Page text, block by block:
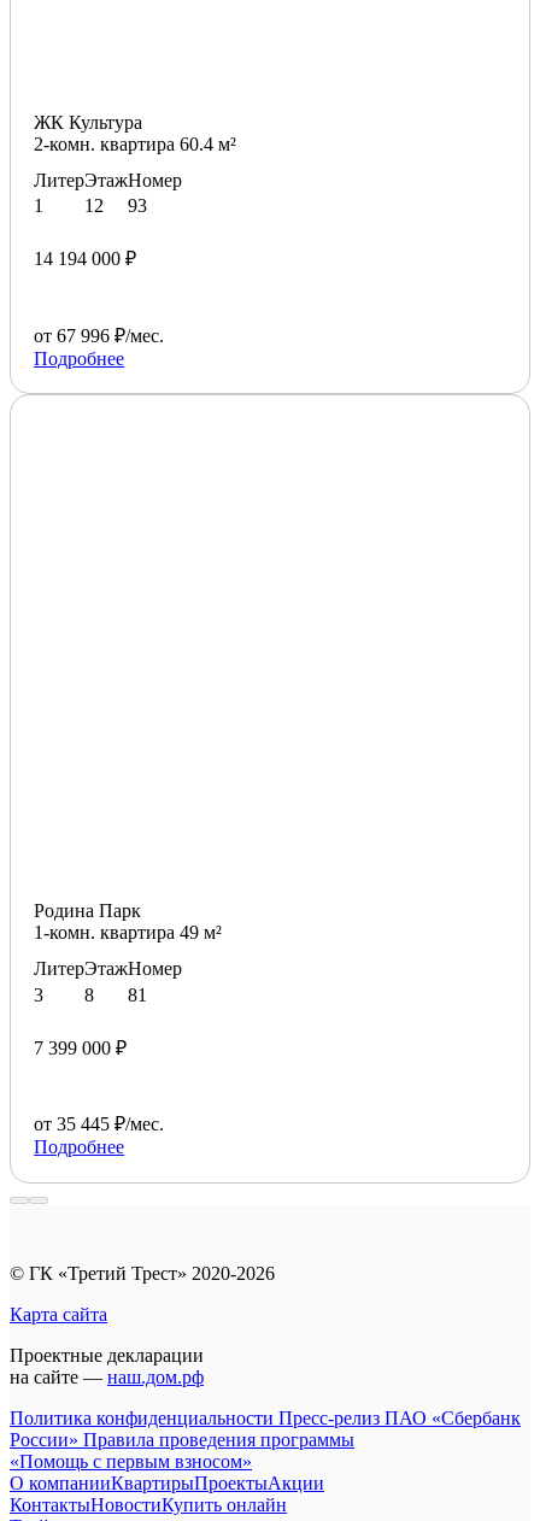
ЖК Культура
2-комн. квартира 60.4 м²
Литер
1
Этаж
12
Номер
93
14 194 000 ₽
от 67 996 ₽/мес.
Подробнее
Родина Парк
1-комн. квартира 49 м²
Литер
3
Этаж
8
Номер
81
7 399 000 ₽
от 35 445 ₽/мес.
Подробнее
© ГК «Третий Трест» 2020-2026
Карта сайта
Проектные декларации
на сайте — наш.дом.рф
Политика конфиденциальности Пресс-релиз ПАО «Сбербанк
России» Правила проведения программы
«Помощь с первым взносом»
О компанииКвартирыПроектыАкции
КонтактыНовостиКупить онлайн